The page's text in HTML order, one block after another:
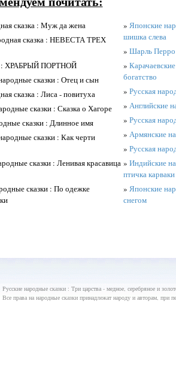
сказка : Муж да жена
сказка : НЕВЕСТА ТРЕХ
: ХРАБРЫЙ ПОРТНОЙ
сказки : Отец и сын
сказка : Лиса - повитуха
сказки : Сказка о Хагоре
сказки : Длинное имя
сказки : Как черти
сказки : Ленивая красавица
сказки : По одежке
» Японские
шишка слева
» Шарль
»
богатство
» Русская
» Английские
» Русская
» Армянские
» Русская
» Индийские
птичка карваки
» Японские
снегом
Русские народные сказки : Три царства - медное, серебряное и
Все права на народные сказки принадлежат народу и авторам, при